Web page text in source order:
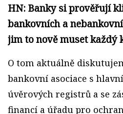
HN: Banky si prověřují
bankovních a
jim to nově muset každý
O tom aktuálně
bankovní asociace s
úvěrových registrů a se
financí a úřadu pro